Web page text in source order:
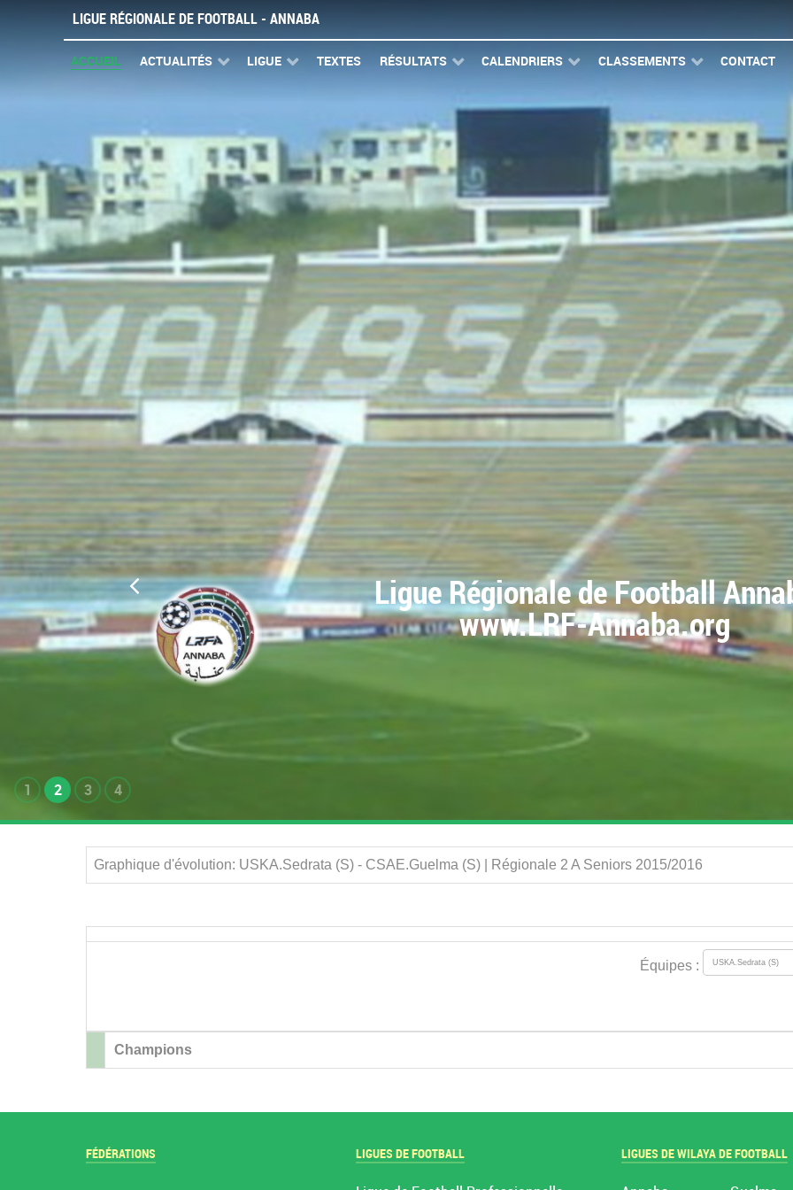
LIGUE RÉGIONALE DE FOOTBALL - ANNABA
ACCUEIL ACTUALITÉS LIGUE TEXTES RÉSULTATS CALENDRIERS CLASSEMENTS CONTACT
Ligue Régionale de Football
www.LRF-Annaba.org
1 2 3 4
Graphique d'évolution: USKA.Sedrata (S) - CSAE.Guelma (S) | Régionale 2 A Seniors 2015/2016
Équipes :
Champions
FÉDÉRATIONS LIGUES DE FOOTBALL LIGUES DE WILAYA DE FOOTBALL